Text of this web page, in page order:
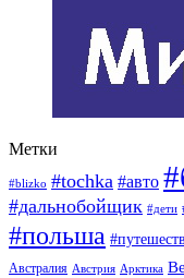
Метки
#blizko #tochka #авто
#дальнобойщик #дети
#польша
Австралия Австрия Арктика